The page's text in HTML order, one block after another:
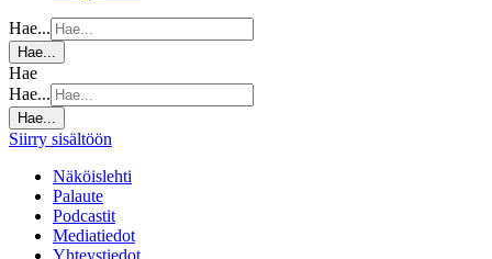
Hae...
Hae...
Hae
Hae...
Hae...
Siirry sisältöön
Näköislehti
Palaute
Podcastit
Mediatiedot
Yhteystiedot